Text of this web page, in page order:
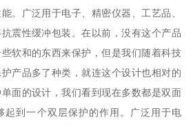
。广泛用于电子、精密仪器、工艺品、
震性缓冲包装。在以前，没有这个产品
软和的东西来保护，但是我们随着科技
产品多了种类，就连这个设计也相对的
面的设计，我们看到现在多数都是双面
起到一个双层保护的作用。广泛用于电